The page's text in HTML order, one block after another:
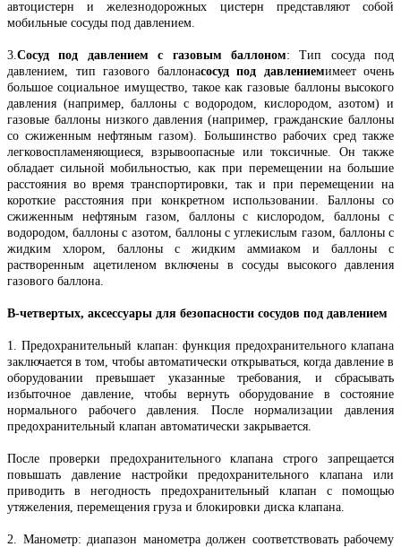
автоцистерн и железнодорожных цистерн представляют собой
мобильные сосуды под давлением.
3. Сосуд под давлением с газовым баллоном: Тип сосуда под
давлением, тип газового баллонасосуд под давлениемимеет очень
большое социальное имущество, такое как газовые баллоны высокого
давления (например, баллоны с водородом, кислородом, азотом) и
газовые баллоны низкого давления (например, гражданские баллоны
со сжиженным нефтяным газом). Большинство рабочих сред также
легковоспламеняющиеся, взрывоопасные или токсичные. Он также
обладает сильной мобильностью, как при перемещении на большие
расстояния во время транспортировки, так и при перемещении на
короткие расстояния при конкретном использовании. Баллоны со
сжиженным нефтяным газом, баллоны с кислородом, баллоны с
водородом, баллоны с азотом, баллоны с углекислым газом, баллоны с
жидким хлором, баллоны с жидким аммиаком и баллоны с
растворенным ацетиленом включены в сосуды высокого давления
газового баллона.
В-четвертых, аксессуары для безопасности сосудов под давлением
1. Предохранительный клапан: функция предохранительного клапана
заключается в том, чтобы автоматически открываться, когда давление в
оборудовании превышает указанные требования, и сбрасывать
избыточное давление, чтобы вернуть оборудование в состояние
нормального рабочего давления. После нормализации давления
предохранительный клапан автоматически закрывается.
После проверки предохранительного клапана строго запрещается
повышать давление настройки предохранительного клапана или
приводить в негодность предохранительный клапан с помощью
утяжеления, перемещения груза и блокировки диска клапана.
2. Манометр: диапазон манометра должен соответствовать рабочему